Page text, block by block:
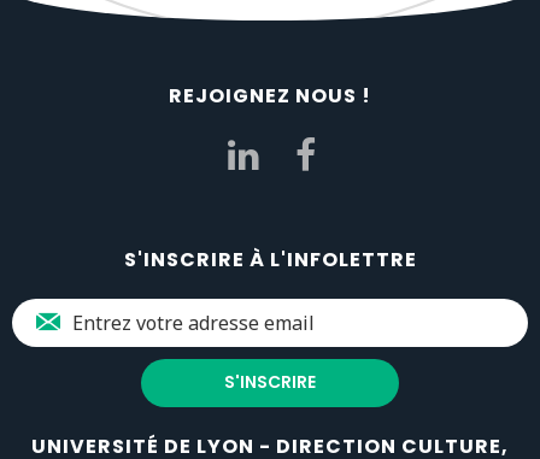
REJOIGNEZ NOUS !
S'INSCRIRE À L'INFOLETTRE
UNIVERSITÉ DE LYON - DIRECTION CULTURE,